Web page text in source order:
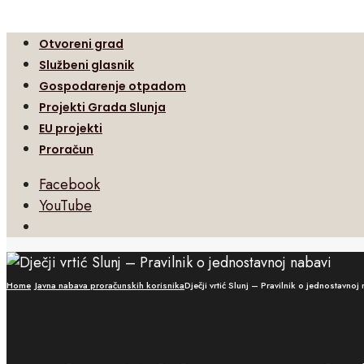
Otvoreni grad
Službeni glasnik
Gospodarenje otpadom
Projekti Grada Slunja
EU projekti
Proračun
Facebook
YouTube
Search
Window
Home Javna nabava proračunskih korisnikaDječji vrtić Slunj – Pravilnik o jednostavnoj